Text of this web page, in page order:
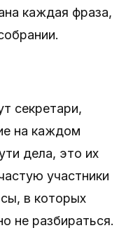
каждая фраза,
секретари,
на каждом
дела, это их
участники
в которых
не разбираться.